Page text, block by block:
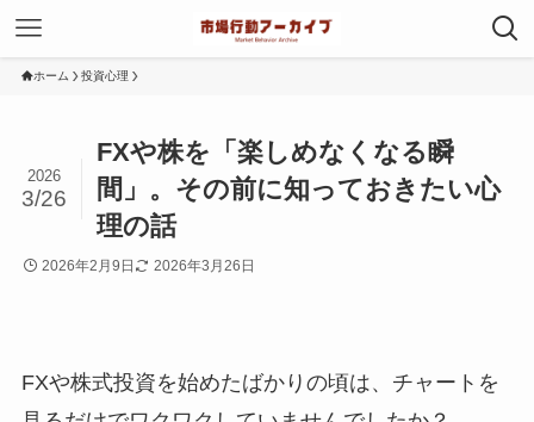
ホーム 投資心理
FXや株を「楽しめなくなる瞬
間」。その前に知っておきたい心
理の話
2026
3/26
2026年2月9日 2026年3月26日
FXや株式投資を始めたばかりの頃は、チャートを